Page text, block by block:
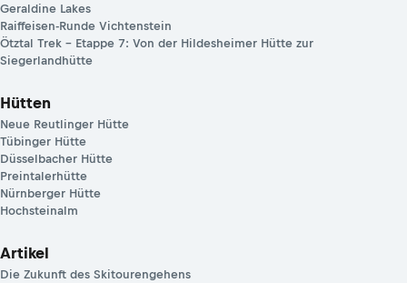
Geraldine Lakes
Raiffeisen-Runde Vichtenstein
Ötztal Trek – Etappe 7: Von der Hildesheimer Hütte zur
Siegerlandhütte
Hütten
Neue Reutlinger Hütte
Tübinger Hütte
Düsselbacher Hütte
Preintalerhütte
Nürnberger Hütte
Hochsteinalm
Artikel
Die Zukunft des Skitourengehens